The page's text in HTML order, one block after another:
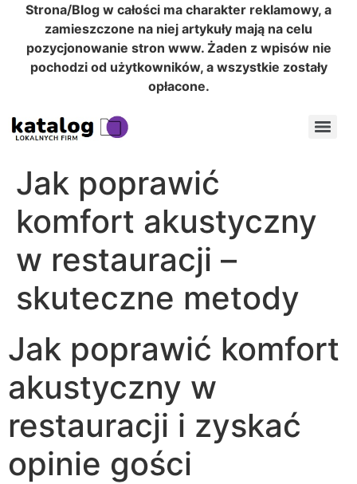
Strona/Blog w całości ma charakter reklamowy, a
zamieszczone na niej artykuły mają na celu
pozycjonowanie stron www. Żaden z wpisów nie
pochodzi od użytkowników, a wszystkie zostały
opłacone.
Jak poprawić
komfort akustyczny
w restauracji –
skuteczne metody
Jak poprawić komfort
akustyczny w
restauracji i zyskać
opinie gości